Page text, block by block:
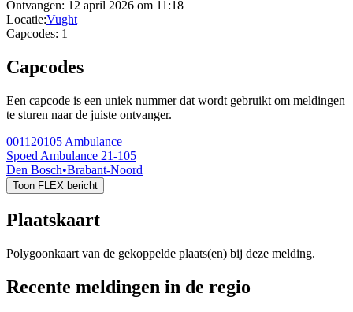
Ontvangen: 12 april 2026 om 11:18
Locatie:Vught
Capcodes: 1
Capcodes
Een capcode is een uniek nummer dat wordt gebruikt om meldingen
te sturen naar de juiste ontvanger.
001120105 Ambulance
Spoed Ambulance 21-105
Den Bosch•Brabant-Noord
Toon FLEX bericht
Plaatskaart
Polygoonkaart van de gekoppelde plaats(en) bij deze melding.
Recente meldingen in de regio